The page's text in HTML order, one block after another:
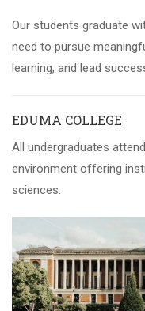
Our students graduate
need to pursue
learning, and lead
EDUMA COLLEGE
All undergraduates
environment offering
sciences.